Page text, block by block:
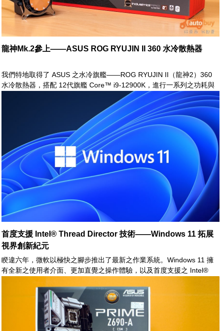
龍神Mk.2參上——ASUS ROG RYUJIN II 360 水冷散熱器
我們特地取得了 ASUS 之水冷旗艦——ROG RYUJIN II（龍神2）360
水冷散熱器，搭配 12代旗艦 Core™ i9-12900K，進行一系列之功耗與
首度支援 Intel® Thread Director 技術——Windows 11 拓展
視界創新紀元
睽違六年，微軟以極快之腳步推出了最新之作業系統。Windows 11 擁
有全新之使用者介面、更加直覺之操作體驗，以及首度支援之 Intel®
處理器，擁有極致之性能表現。